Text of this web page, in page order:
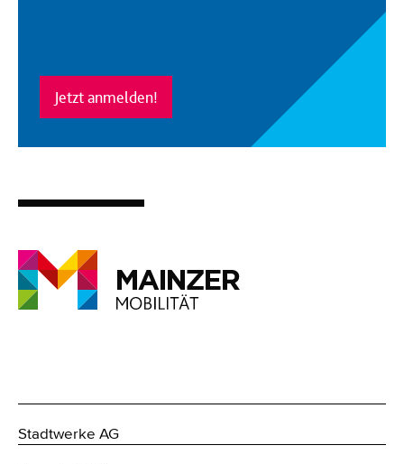
Jetzt anmelden!
Stadtwerke AG